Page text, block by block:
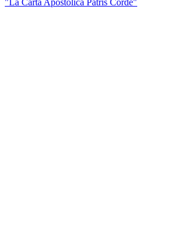
"La Carta Apostólica Patris Corde"